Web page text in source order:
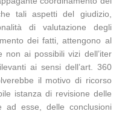
tali aspetti del giudizio,
di valutazione degli
dei fatti, attengono al
non ai possibili vizi dell’iter
ai sensi dell’art. 360
il motivo di ricorso
istanza di revisione delle
ad esse, delle conclusioni